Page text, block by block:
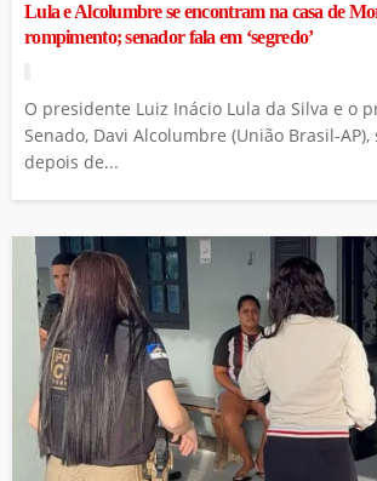
Lula e Alcolumbre se encontram na casa de
rompimento; senador fala em ‘segredo’
O presidente Luiz Inácio Lula da Silva e o
Senado, Davi Alcolumbre (União Brasil-
depois de...